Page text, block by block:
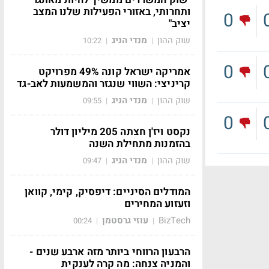
0
0
0
ותחרותי, באזורי הפעילות שלנו המצב
יציב"
שוק ההון | מנדי הניג |
10:22
אמריקה ישראל קונה 49% מפרויקט
קריניצי: השווי שנגזר והמשמעות לאב-גד
שוק ההון | מנדי הניג |
09:55
נקסט ויז'ן חצתה 205 מיליון דולר
בהזמנות מתחילת השנה
שוק ההון | מנדי הניג |
09:47
המודלים הסיניים: דיפסיק, קימי, קוואן
וזעזוע המחירים
BizTech
| עוזי גרסטמן |
00:24
הרבעון הרווחי ביותר מזה ארבע שנים -
והמניה צנחה: מה קרה לענקית